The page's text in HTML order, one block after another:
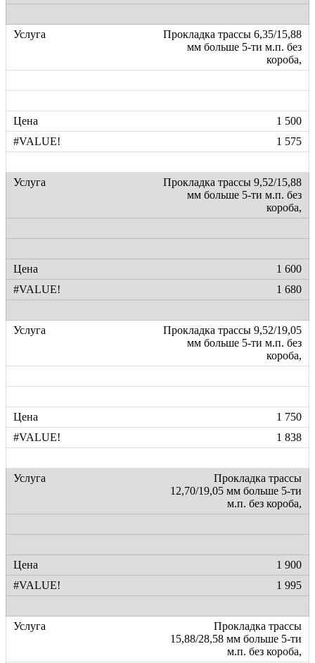
Прокладка трассы 6,35/15,88
мм больше 5-ти м.п. без
короба,
1 500
1 575
Прокладка трассы 9,52/15,88
мм больше 5-ти м.п. без
короба,
1 600
1 680
Прокладка трассы 9,52/19,05
мм больше 5-ти м.п. без
короба,
1 750
1 838
Прокладка трассы
12,70/19,05 мм больше 5-ти
м.п. без короба,
1 900
1 995
Прокладка трассы
15,88/28,58 мм больше 5-ти
м.п. без короба,